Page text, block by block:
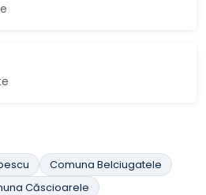
Comuna Belciugatele
Căscioarele